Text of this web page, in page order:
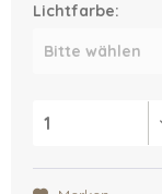
Lichtfarbe: